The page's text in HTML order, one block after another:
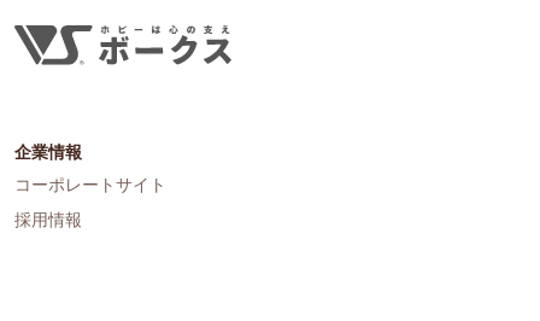
企業情報
コーポレートサイト
採用情報